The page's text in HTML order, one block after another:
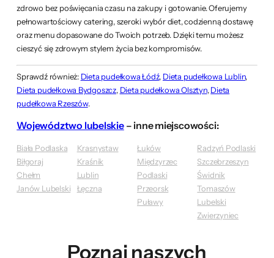
zdrowo bez poświęcania czasu na zakupy i gotowanie. Oferujemy
pełnowartościowy catering, szeroki wybór diet, codzienną dostawę
oraz menu dopasowane do Twoich potrzeb. Dzięki temu możesz
cieszyć się zdrowym stylem życia bez kompromisów.
Sprawdź również: Dieta pudełkowa Łódź, Dieta pudełkowa Lublin,
Dieta pudełkowa Bydgoszcz, Dieta pudełkowa Olsztyn,Dieta
pudełkowa Rzeszów.
Województwo lubelskie– inne miejscowości:
Biała Podlaska
Biłgoraj
Chełm
Janów Lubelski
Krasnystaw
Kraśnik
Lublin
Łęczna
Łuków
Międzyrzec
Podlaski
Przeorsk
Puławy
Radzyń Podlaski
Szczebrzeszyn
Świdnik
Tomaszów
Lubelski
Zwierzyniec
Poznaj naszych